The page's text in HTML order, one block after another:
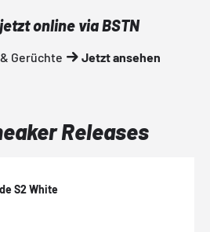
online via BSTN
Gerüchte Jetzt ansehen
Releases
S2 White